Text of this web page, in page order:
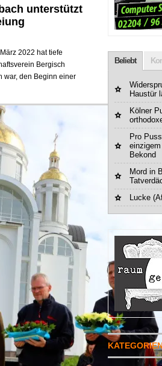
unterstützt
2022 hat tiefe
Bergisch
war, den Beginn einer
Beliebt
Haustür
Kölner
Pro
Bekond
Mord in
Lucke